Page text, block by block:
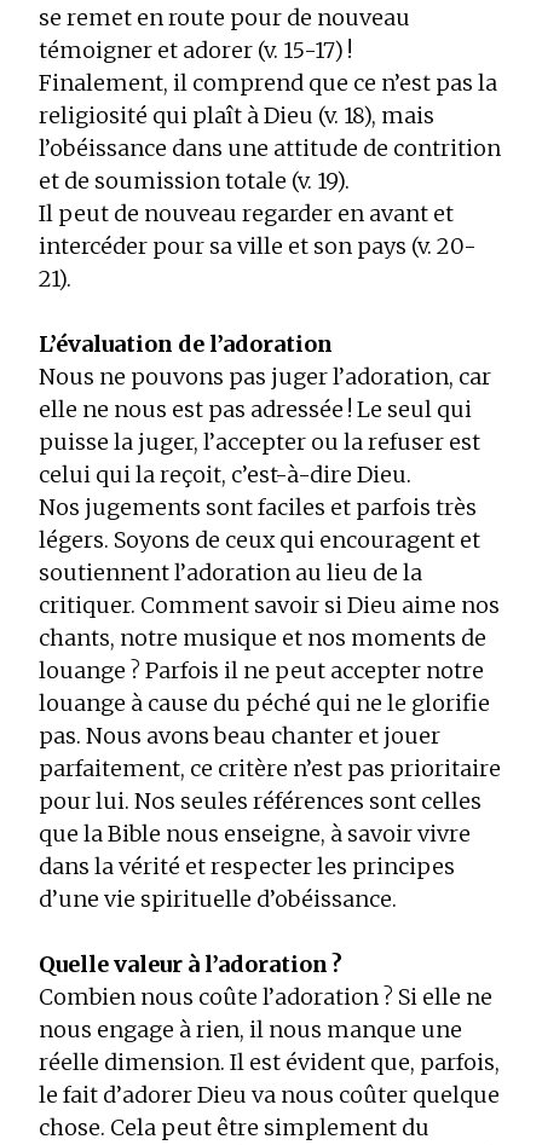
se remet en route pour de nouveau
témoigner et adorer (v. 15-17) !
Finalement, il comprend que ce n’est pas la
religiosité qui plaît à Dieu (v. 18), mais
l’obéissance dans une attitude de contrition
et de soumission totale (v. 19).
Il peut de nouveau regarder en avant et
intercéder pour sa ville et son pays (v. 20-
21).
L’évaluation de l’adoration
Nous ne pouvons pas juger l’adoration, car
elle ne nous est pas adressée ! Le seul qui
puisse la juger, l’accepter ou la refuser est
celui qui la reçoit, c’est-à-dire Dieu.
Nos jugements sont faciles et parfois très
légers. Soyons de ceux qui encouragent et
soutiennent l’adoration au lieu de la
critiquer. Comment savoir si Dieu aime nos
chants, notre musique et nos moments de
louange ? Parfois il ne peut accepter notre
louange à cause du péché qui ne le glorifie
pas. Nous avons beau chanter et jouer
parfaitement, ce critère n’est pas prioritaire
pour lui. Nos seules références sont celles
que la Bible nous enseigne, à savoir vivre
dans la vérité et respecter les principes
d’une vie spirituelle d’obéissance.
Quelle valeur à l’adoration ?
Combien nous coûte l’adoration ? Si elle ne
nous engage à rien, il nous manque une
réelle dimension. Il est évident que, parfois,
le fait d’adorer Dieu va nous coûter quelque
chose. Cela peut être simplement du